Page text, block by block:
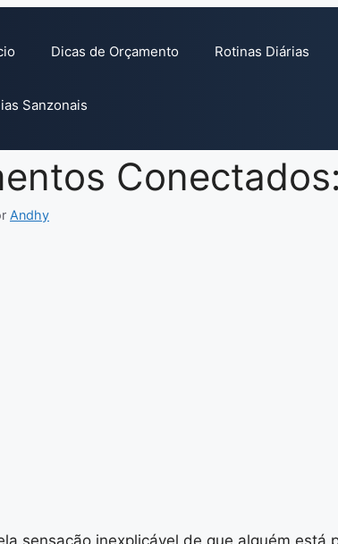
Dicas de Orçamento Rotinas Diárias
Sanzonais
Andhy